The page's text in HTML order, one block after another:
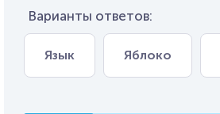
Варианты ответов:
Язык Яблоко